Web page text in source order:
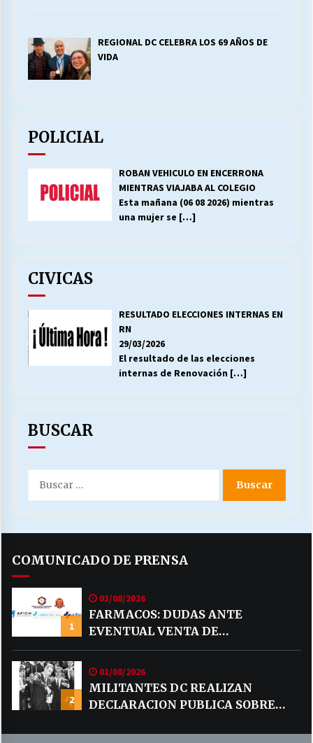
REGIONAL DC CELEBRA LOS 69 AÑOS DE
VIDA
POLICIAL
ROBAN VEHICULO EN ENCERRONA
MIENTRAS VIAJABA AL COLEGIO
Esta mañana (06 08 2026) mientras
una mujer se […]
CIVICAS
RESULTADO ELECCIONES INTERNAS EN
RN
29/03/2026
El resultado de las elecciones
internas de Renovación […]
BUSCAR
por:
COMUNICADO DE PRENSA
1
03/08/2026
FARMACOS: DUDAS ANTE
EVENTUAL VENTA DE
MEDICAMENTOS POR MERCADO
LIBRE
2
01/08/2026
MILITANTES DC REALIZAN
DECLARACION PUBLICA SOBRE